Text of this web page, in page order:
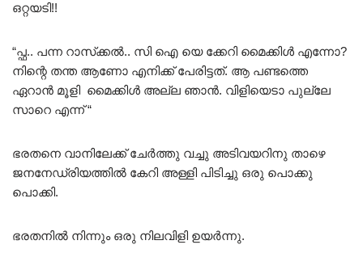
ഒറ്റയടി!!
“പ്ഫ.. പന്ന റാസ്‌ക്കൽ.. സി ഐ യെ ക്കേറി മൈക്കിൾ എന്നോ?
നിന്റെ തന്ത ആണോ എനിക്ക് പേരിട്ടത്. ആ പണ്ടത്തെ
ഏറാൻ മൂളി മൈക്കിൾ അല്ല ഞാൻ. വിളിയെടാ പുല്ലേ
സാറെ എന്ന് “
ഭരതനെ വാനിലേക്ക് ചേർത്തു വച്ചു അടിവയറിനു താഴെ
ജനനേഡ്രിയത്തിൽ കേറി അള്ളി പിടിച്ചു ഒരു പൊക്കു
പൊക്കി.
ഭരതനിൽ നിന്നും ഒരു നിലവിളി ഉയർന്നു.